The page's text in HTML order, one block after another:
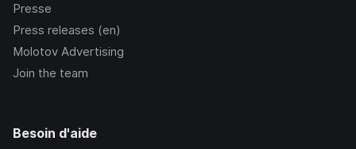
Presse
Press releases (en)
Molotov Advertising
Join the team
Besoin d'aide